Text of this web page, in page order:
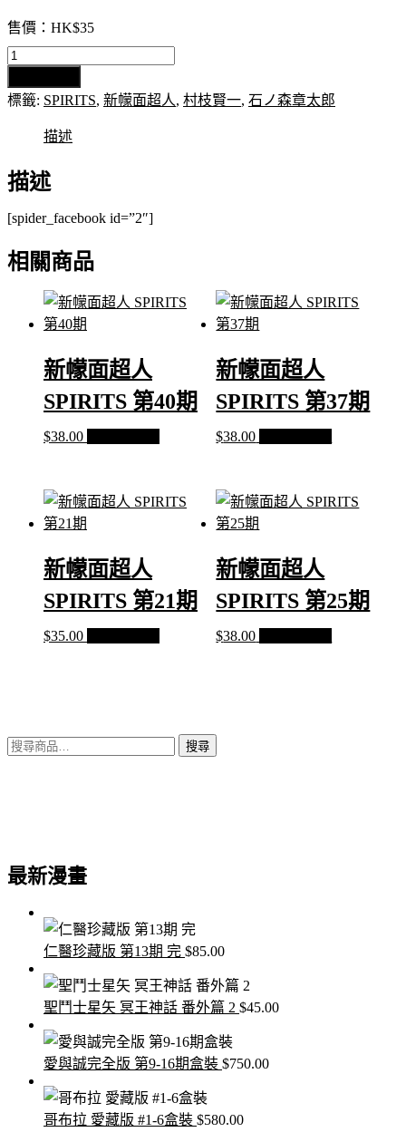
售價：HK$35
新
面
第
期
量
標籤: SPIRITS, 新幪面超人, 村枝賢一, 石ノ森章太郎
描述
描述
[spider_facebook id=”2″]
相關商品
新幪面超人
SPIRITS 第40期
$38.00
新幪面超人
SPIRITS 第37期
$38.00
新幪面超人
SPIRITS 第21期
$35.00
新幪面超人
SPIRITS 第25期
$38.00
搜
搜尋
最新漫畫
仁醫珍藏版 第13期 完 $85.00
聖鬥士星矢 冥王神話 番外篇 2 $45.00
愛與誠完全版 第9-16期盒裝 $750.00
哥布拉 愛藏版 #1-6盒裝 $580.00